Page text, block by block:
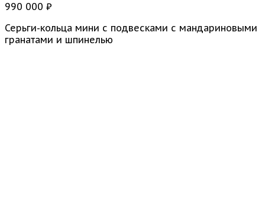
990 000 ₽
Серьги-кольца мини с подвесками с мандариновыми
гранатами и шпинелью